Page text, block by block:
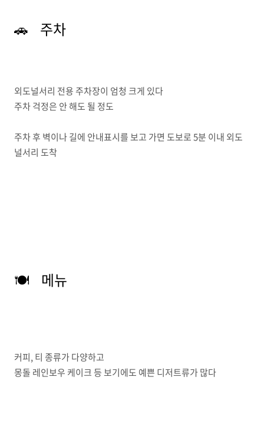
🚗 주차
외도널서리 전용 주차장이 엄청 크게 있다
주차 걱정은 안 해도 될 정도
주차 후 벽이나 길에 안내표시를 보고 가면 도보로 5분 이내 외도
널서리 도착
🍽️ 메뉴
커피, 티 종류가 다양하고
몽돌 레인보우 케이크 등 보기에도 예쁜 디저트류가 많다